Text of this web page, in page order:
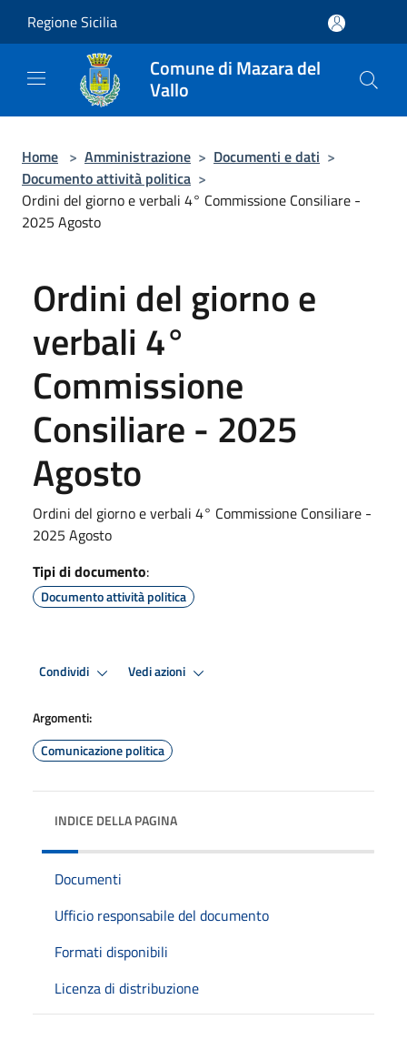
Regione Sicilia
Comune di Mazara del
Vallo
Home > Amministrazione > Documenti e dati >
Documento attività politica >
Ordini del giorno e verbali 4° Commissione Consiliare -
2025 Agosto
Ordini del giorno e
verbali 4°
Commissione
Consiliare - 2025
Agosto
Ordini del giorno e verbali 4° Commissione Consiliare -
2025 Agosto
Tipi di documento:
Documento attività politica
Condividi Vedi azioni
Argomenti:
Comunicazione politica
INDICE DELLA PAGINA
Documenti
Ufficio responsabile del documento
Formati disponibili
Licenza di distribuzione